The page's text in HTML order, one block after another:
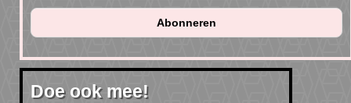
Doe ook mee!